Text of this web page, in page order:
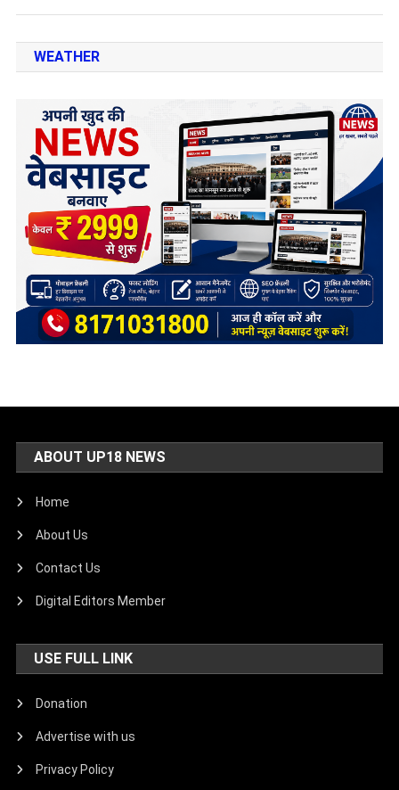
WEATHER
ABOUT UP18 NEWS
Home
About Us
Contact Us
Digital Editors Member
USE FULL LINK
Donation
Advertise with us
Privacy Policy